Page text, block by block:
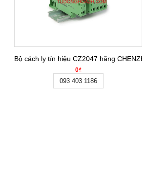
Bộ cách ly tín hiệu CZ2047 hãng CHENZHU
0₫
093 403 1186